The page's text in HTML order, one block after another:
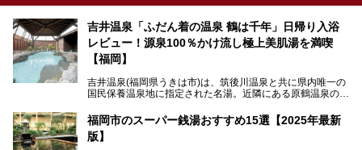
吉井温泉「ふだん着の温泉 鶴は千年」日帰り入浴
レビュー！源泉100％かけ流し極上美肌湯を満喫
【福岡】
吉井温泉(福岡県うきは市)は、筑後川温泉と共に県内唯一の
国民保養温泉地に指定された名湯。近隣にある原鶴温泉の観
す。
「ふだん着の温泉 鶴は千年」は、吉井温泉にある日帰り入
福岡市のスーパー銭湯おすすめ15選【2025年最新
版】